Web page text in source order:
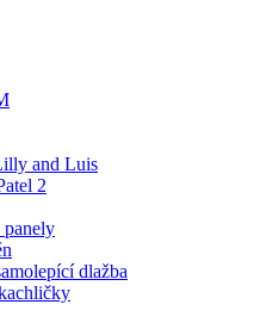
and Luis
2
dlažba